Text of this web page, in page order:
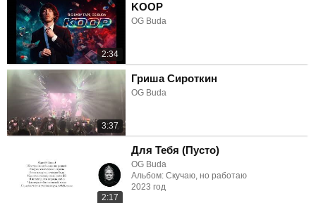
2:34
KOOP
OG Buda
3:37
Гриша Сироткин
OG Buda
2:17
Для Тебя (Пусто)
OG Buda
Альбом: Скучаю, но работаю
2023 год